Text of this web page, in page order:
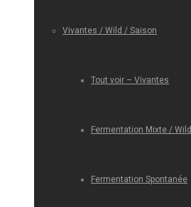
Vivantes / Wild / Saison
Tout voir – Vivantes
Fermentation Mixte / Wild
Fermentation Spontanée